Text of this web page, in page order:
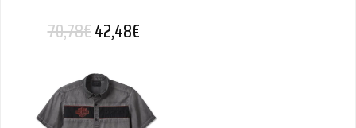
70,78€Alkuperäinen hinta oli: 70,78€.
42,48€Nykyinen hinta on: 42,48€.